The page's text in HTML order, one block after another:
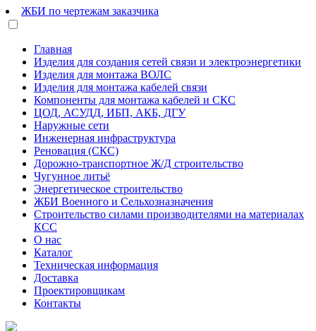
ЖБИ по чертежам заказчика
Главная
Изделия для создания сетей связи и электроэнергетики
Изделия для монтажа ВОЛС
Изделия для монтажа кабелей связи
Компоненты для монтажа кабелей и СКС
ЦОД, АСУДД, ИБП, АКБ, ДГУ
Наружные сети
Инженерная инфраструктура
Реновация (СКС)
Дорожно-транспортное Ж/Д строительство
Чугунное литьё
Энергетическое строительство
ЖБИ Военного и Сельхозназначения
Строительство силами производителями на материалах
КСС
О нас
Каталог
Техническая информация
Доставка
Проектировщикам
Контакты